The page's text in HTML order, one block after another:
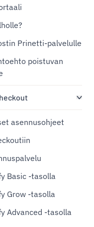
Prinetti-palvelulle
poistuvan
asennusohjeet
Basic -tasolla
Grow -tasolla
Advanced -tasolla